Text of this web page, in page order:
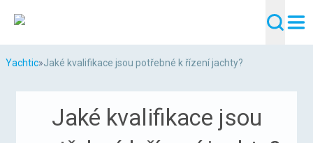
Yachtic»Jaké kvalifikace jsou potřebné k řízení jachty?
Jaké kvalifikace jsou